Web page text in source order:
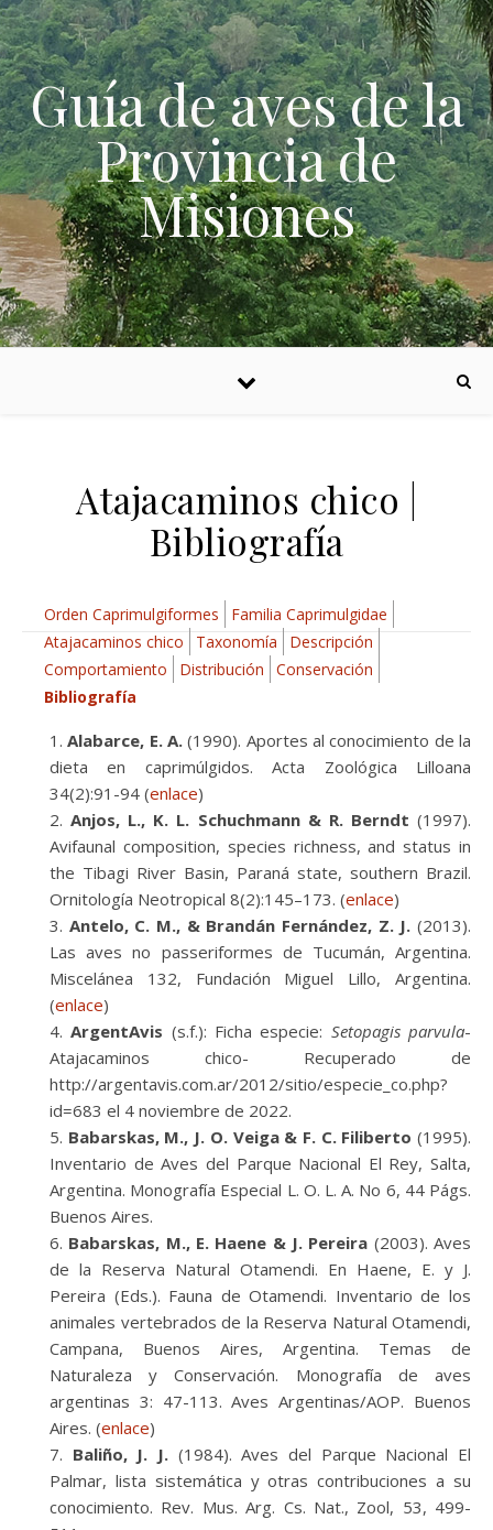
Skip to content
Guía de aves de la
Provincia de
Misiones
Atajacaminos chico |
Bibliografía
Orden Caprimulgiformes
Familia Caprimulgidae
Atajacaminos chico
Taxonomía
Descripción
Comportamiento
Distribución
Conservación
Bibliografía
Alabarce, E. A. (1990). Aportes al conocimiento de la
dieta en caprimúlgidos. Acta Zoológica Lilloana
34(2):91-94 (enlace)
Anjos, L., K. L. Schuchmann & R. Berndt (1997).
Avifaunal composition, species richness, and status in
the Tibagi River Basin, Paraná state, southern Brazil.
Ornitología Neotropical 8(2):145–173. (enlace)
Antelo, C. M., & Brandán Fernández, Z. J. (2013).
Las aves no passeriformes de Tucumán, Argentina.
Miscelánea 132, Fundación Miguel Lillo, Argentina.
(enlace)
ArgentAvis (s.f.): Ficha especie: Setopagis parvula-
Atajacaminos chico- Recuperado de
http://argentavis.com.ar/2012/sitio/especie_co.php?
id=683 el 4 noviembre de 2022.
Babarskas, M., J. O. Veiga & F. C. Filiberto (1995).
Inventario de Aves del Parque Nacional El Rey, Salta,
Argentina. Monografía Especial L. O. L. A. No 6, 44 Págs.
Buenos Aires.
Babarskas, M., E. Haene & J. Pereira (2003). Aves
de la Reserva Natural Otamendi. En Haene, E. y J.
Pereira (Eds.). Fauna de Otamendi. Inventario de los
animales vertebrados de la Reserva Natural Otamendi,
Campana, Buenos Aires, Argentina. Temas de
Naturaleza y Conservación. Monografía de aves
argentinas 3: 47-113. Aves Argentinas/AOP. Buenos
Aires. (enlace)
Baliño, J. J. (1984). Aves del Parque Nacional El
Palmar, lista sistemática y otras contribuciones a su
conocimiento. Rev. Mus. Arg. Cs. Nat., Zool, 53, 499-